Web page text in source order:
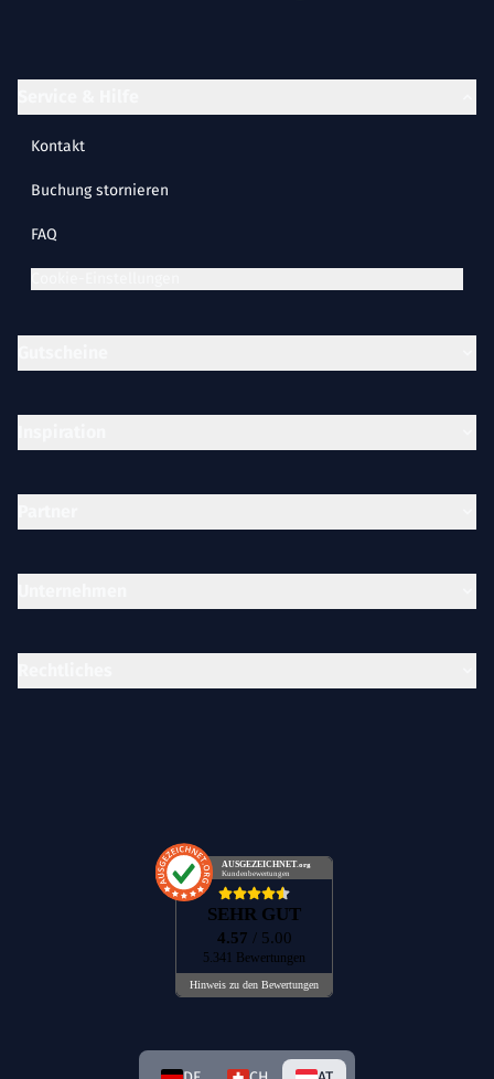
AUSGEZEICHNET .org
Kundenbewertungen
SEHR GUT
4.57 / 5.00
5.341 Bewertungen
Hinweis zu den Bewertungen
Kontakt
Buchung stornieren
FAQ